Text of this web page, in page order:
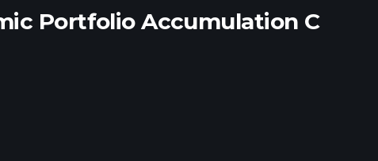
Portfolio Accumulation C